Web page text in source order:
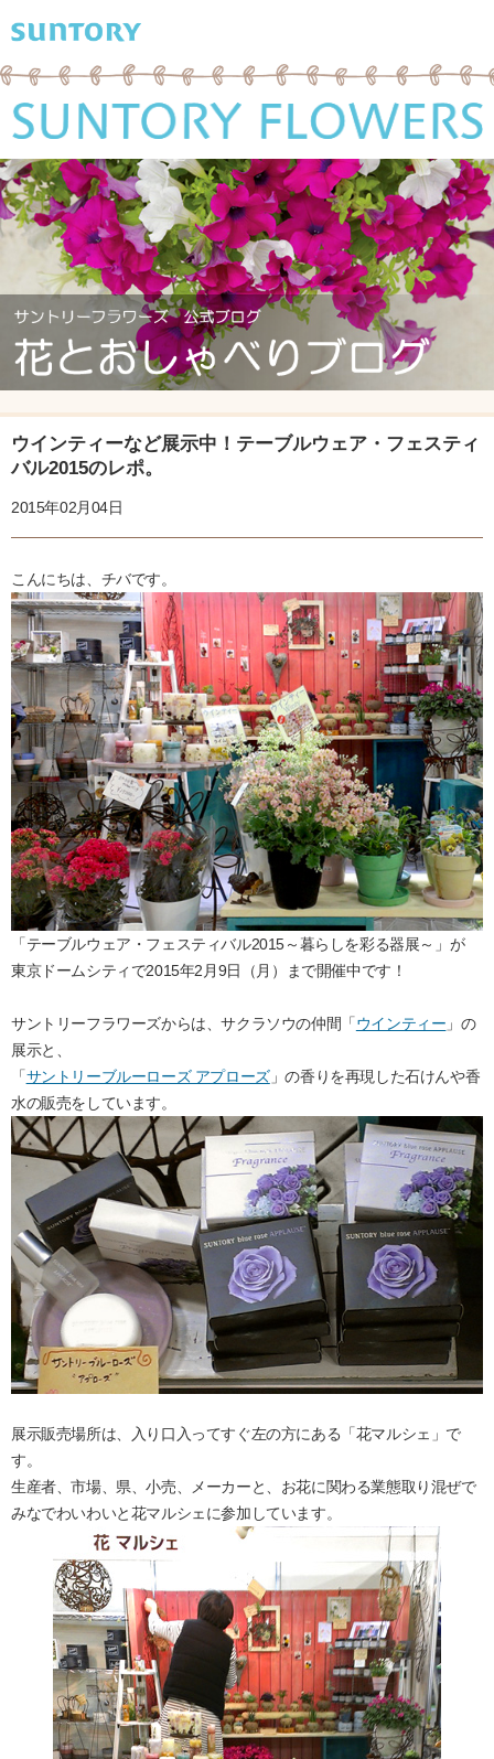
ウインティーなど展示中！テーブルウェア・フェスティ
バル2015のレポ。
2015年02月04日
こんにちは、チバです。
「テーブルウェア・フェスティバル2015～暮らしを彩る器展～」が
東京ドームシティで2015年2月9日（月）まで開催中です！
サントリーフラワーズからは、サクラソウの仲間「ウインティー 」の
展示と、
「サントリーブルーローズ アプローズ」の香りを再現した石けんや香
水の販売をしています。
展示販売場所は、入り口入ってすぐ左の方にある「花マルシェ」で
す。
生産者、市場、県、小売、メーカーと、お花に関わる業態取り混ぜで
みなでわいわいと花マルシェに参加しています。